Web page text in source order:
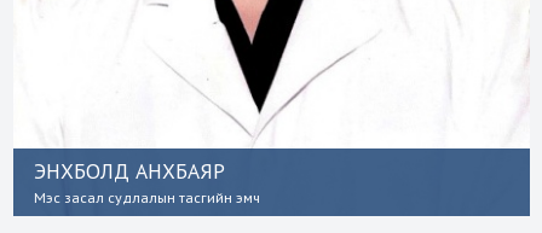
ЭНХБОЛД АНХБАЯР
Мэс засал судлалын тасгийн эмч